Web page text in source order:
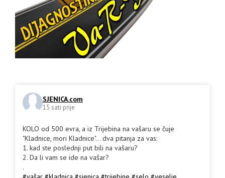
SJENICA.com
15 sati prije
KOLO od 500 evra, a iz Trijebina na vašaru se čuje
"Kladnice, mori Kladnice"... dva pitanja za vas:
1. kad ste poslednji put bili na vašaru?
2. Da li vam se ide na vašar?
.